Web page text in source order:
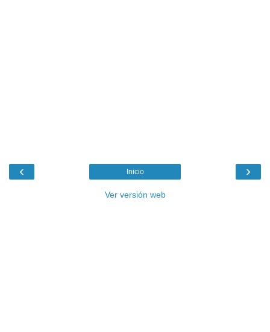
‹ ›
Inicio
Ver versión web